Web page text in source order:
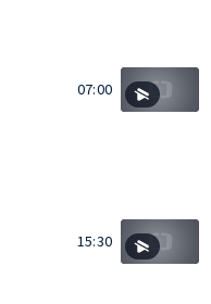
07:00
15:30